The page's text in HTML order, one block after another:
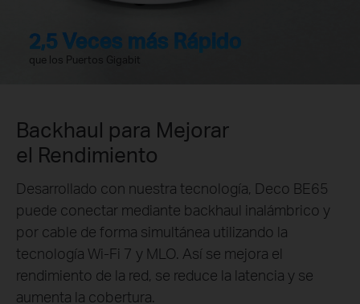
2,5 Veces más Rápido
que los Puertos Gigabit
Backhaul para Mejorar
el Rendimiento
Desarrollado con nuestra tecnología, Deco BE65
puede conectar mediante backhaul inalámbrico y
por cable de forma simultánea utilizando la
tecnología Wi-Fi 7 y MLO. Así se mejora el
rendimiento de la red, se reduce la latencia y se
aumenta la cobertura.